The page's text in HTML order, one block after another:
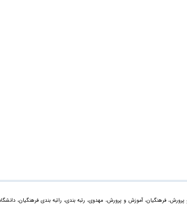
فرهنگیان، آموزش و پرورش، مهدوی، رتبه بندی، راتبه بندی فرهنگیان،